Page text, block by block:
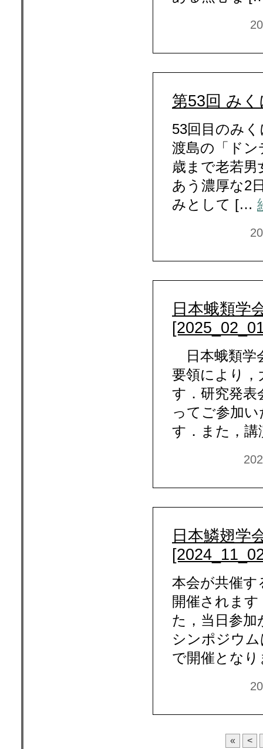
第53回 み
53回目のみ
渡島の「ド
歳まで老若
あう濃厚な2
みとして […
日本蛾類学
日本蛾類学
要領により
す．研究発表
ってご参加
す．また，
日本鱗翅学
本会が共催す
開催されま
た，当日参
シンポジウ
で開催とな
« <